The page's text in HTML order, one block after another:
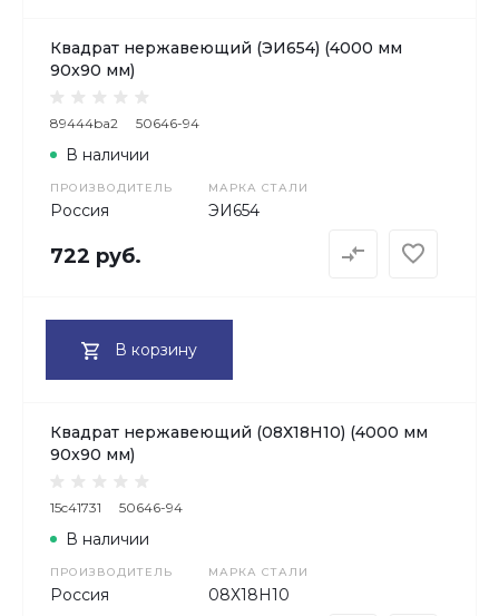
Квадрат нержавеющий (ЭИ654) (4000 мм
90x90 мм)
89444ba2 50646-94
ПРОИЗВОДИТЕЛЬ
Россия
МАРКА СТАЛИ
ЭИ654
В наличии
722 руб.
В корзину
Квадрат нержавеющий (08Х18Н10) (4000 мм
90x90 мм)
15c41731 50646-94
ПРОИЗВОДИТЕЛЬ
Россия
МАРКА СТАЛИ
08Х18H10
В наличии